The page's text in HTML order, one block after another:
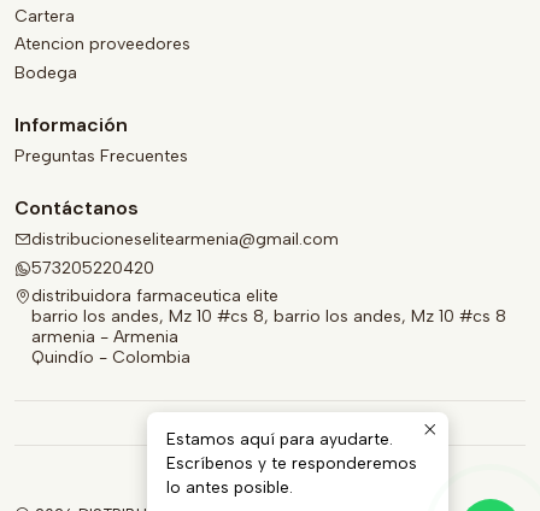
Cartera
Atencion proveedores
Bodega
Información
Preguntas Frecuentes
Contáctanos
distribucioneselitearmenia@gmail.com
573205220420
distribuidora farmaceutica elite
barrio los andes, Mz 10 #cs 8, barrio los andes, Mz 10 #cs 8
armenia - Armenia
Quindío - Colombia
Estamos aquí para ayudarte.
Escríbenos y te responderemos
lo antes posible.